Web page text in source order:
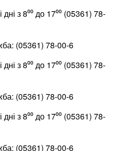
з 8⁰⁰ до 17⁰⁰ (05361) 78-
(05361) 78-00-6
з 8⁰⁰ до 17⁰⁰ (05361) 78-
(05361) 78-00-6
з 8⁰⁰ до 17⁰⁰ (05361) 78-
(05361) 78-00-6